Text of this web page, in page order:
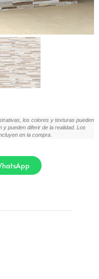
los colores y texturas pueden
pueden diferir de la realidad. Los
en la compra.